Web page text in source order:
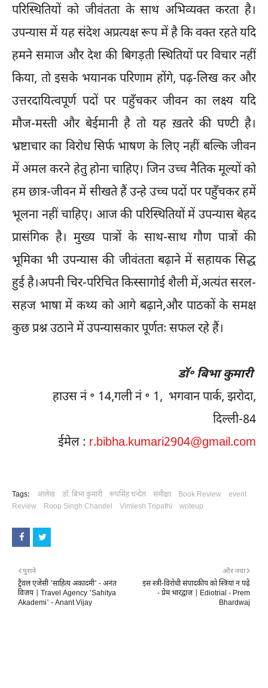
परिस्थितियों को जीवंतता के साथ अभिव्यक्त करता है।
उपन्यास में यह संदेश अप्रत्यक्ष रूप में है कि वक्त रहते यदि
हमने समाज और देश की बिगड़ती स्थितियों पर विचार नहीं
किया, तो इसके भयानक परिणाम होंगे, पढ़-लिख कर और
उत्तरदायित्वपूर्ण पदों पर पहुँचकर जीवन का लक्ष्य यदि
मौज-मस्ती और बेईमानी है तो यह ख़तरे की घण्टी है।
भ्रष्टाचार का विरोध सिर्फ भाषण के लिए नहीं बल्कि जीवन
में अमल करने हेतु होना चाहिए। जिन उच्च नैतिक मूल्यों को
हम छात्र-जीवन में सीखते हैं उन्हे उच्च पदों पर पहुँचकर हमें
भूलना नहीं चाहिए। आज की परिस्थितियों में उपन्यास बेहद
प्रासंगिक है। मुख्य पात्रों के साथ-साथ गौण पात्रों की
भूमिका भी उपन्यास की जीवंतता बढ़ाने में सहायक सिद्ध
हुई है।अपनी चिर-परिचित किस्सागोई शैली में,अत्यंत सरल-
सहज भाषा में कथ्य को आगे बढ़ाने,और पाठकों के समक्ष
कुछ प्रश्न उठाने में उपन्यासकार पूर्णतः सफल रहे हैं।
डॉ॰ बिभा कुमारी
हाउस नं ॰ 14,गली नं ॰ 1, भगवान पार्क, झरोदा,
दिल्ली-84
ईमेल : r.bibha.kumari2904@gmail.com
Tags: आलेख डॉ. बिभा कुमारी रूपसिंह चन्देल समीक्षा Book Review
event
Review
Roop Singh Chandel Vimlesh Tripathi writeup
और नया
इस स्त्री-विरोधी संपादकीय को स्त्रियां न पढ़ें
- प्रेम भारद्वाज | Ediotrial - Prem
Bhardwaj
पुराने
ट्रैवल एजेंसी 'साहित्य अकादमी' - अनंत
विजय | Travel Agency 'Sahitya
Akademi' - Anant Vijay